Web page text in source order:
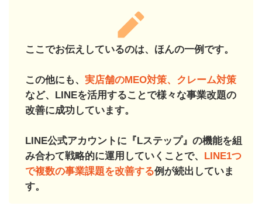
ここでお伝えしているのは、ほんの一例です。
この他にも、 実店舗のMEO対策、クレーム対策
など、LINEを活用することで様々な事業改題の
改善に成功しています。
LINE公式アカウントに『Lステップ』の機能を組
み合わて戦略的に運用していくことで、 LINE1つ
で複数の事業課題を改善する例が続出していま
す。